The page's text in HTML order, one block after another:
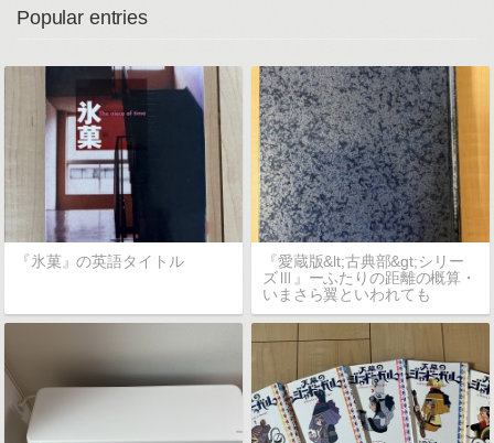
Popular entries
『氷菓』の英語タイトル
『愛蔵版&lt;古典部&gt;シリー
ズⅢ』ーふたりの距離の概算・
いまさら翼といわれても